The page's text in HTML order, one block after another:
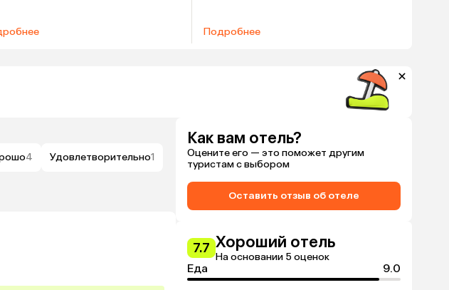
Подробнее
4 Удовлетворительно1
Как вам отель?
Оцените его — это поможет другим
туристам с выбором
Оставить отзыв об отеле
7.7 Хороший отель
На основании 5 оценок
Еда 9.0